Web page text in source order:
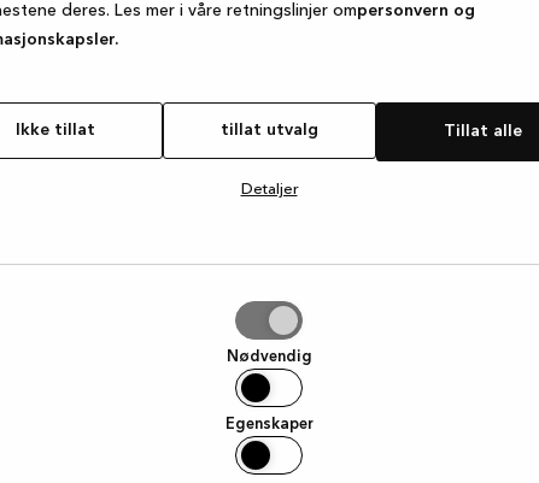
deres. Les mer i våre retningslinjer ompersonvern og
Ikke tillat tillat utvalg Tillat alle
Detaljer
Nødvendig
Egenskaper
has occurred while loadingwww.kvik.no (see the